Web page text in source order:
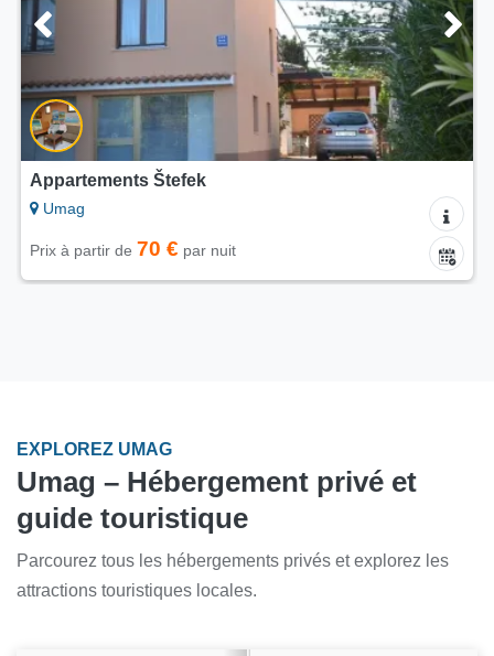
Appartement Jadran
Umag
Prix à partir de 160 €par nuit
EXPLOREZ UMAG
Umag – Hébergement privé et
guide touristique
Parcourez tous les hébergements privés et explorez les
attractions touristiques locales.